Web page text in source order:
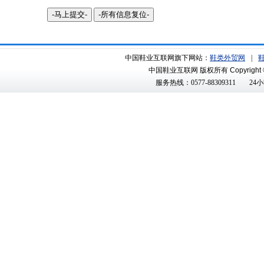
中国鞋业互联网旗下网站： 鞋类外贸网
中国鞋业互联网 版权所有 Copyright
服务热线：0577-88309311
24